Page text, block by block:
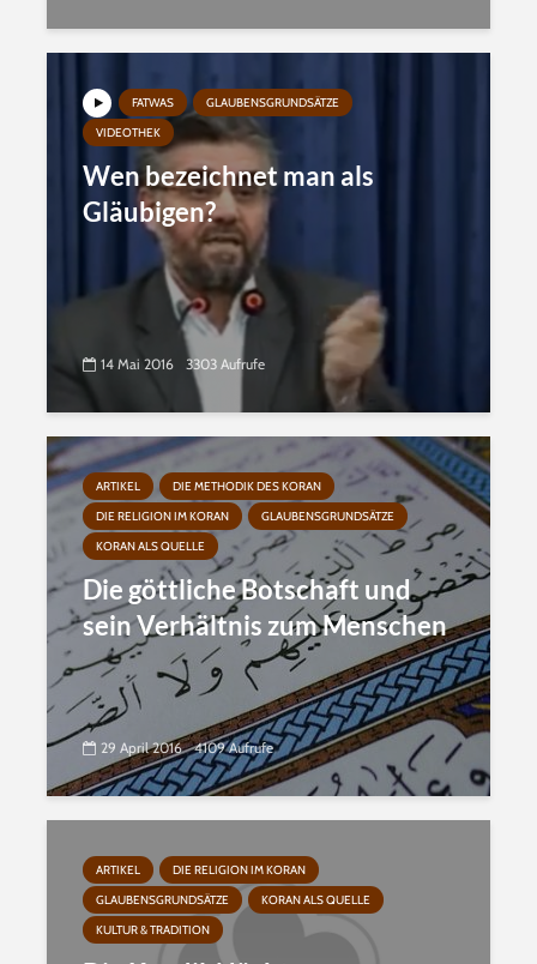
FATWAS
GLAUBENSGRUNDSÄTZE
VIDEOTHEK
Wen bezeichnet man als
Gläubigen?
14 Mai 2016 3303 Aufrufe
ARTIKEL
DIE METHODIK DES KORAN
DIE RELIGION IM KORAN
GLAUBENSGRUNDSÄTZE
KORAN ALS QUELLE
Die göttliche Botschaft und
sein Verhältnis zum Menschen
29 April 2016 4109 Aufrufe
ARTIKEL
DIE RELIGION IM KORAN
GLAUBENSGRUNDSÄTZE
KORAN ALS QUELLE
KULTUR & TRADITION